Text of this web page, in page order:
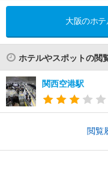
大阪のホ
ホテルやスポットの閲
関西空港駅
閲覧